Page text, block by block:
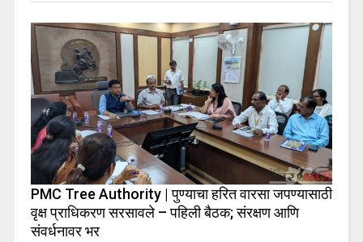
PMC Tree Authority | पुण्याचा हरित वारसा जपण्यासाठी
वृक्ष प्राधिकरण सरसावले – पहिली बैठक; संरक्षण आणि
संवर्धनावर भर